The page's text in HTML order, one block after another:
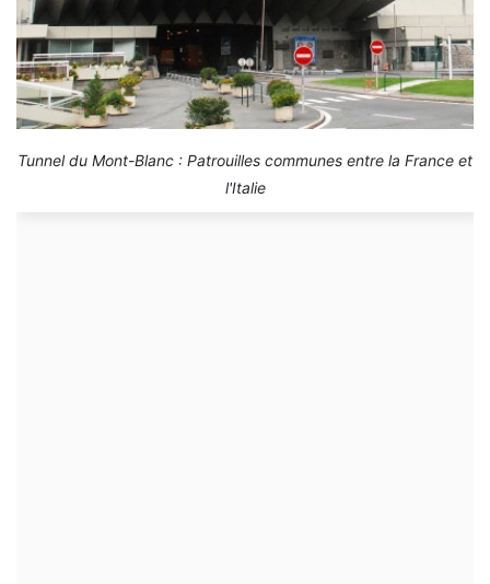
Tunnel du Mont-Blanc : Patrouilles communes entre la France et
l'Italie